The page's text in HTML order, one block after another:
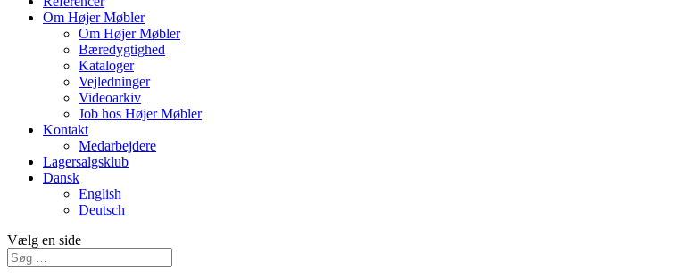
Om Højer Møbler
Om Højer Møbler
Bæredygtighed
Kataloger
Vejledninger
Videoarkiv
Job hos Højer Møbler
Kontakt
Medarbejdere
Lagersalgsklub
Dansk
English
Deutsch
Vælg en side